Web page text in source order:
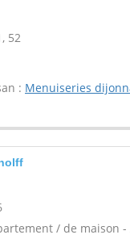
52
: Menuiseries
/ de maison